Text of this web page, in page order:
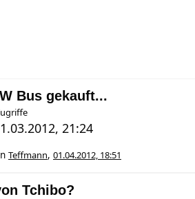
Bus gekauft...
21:24
Teffmann, 01.04.2012, 18:51
Tchibo?